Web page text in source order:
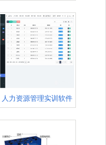
人力资源管理实训软件